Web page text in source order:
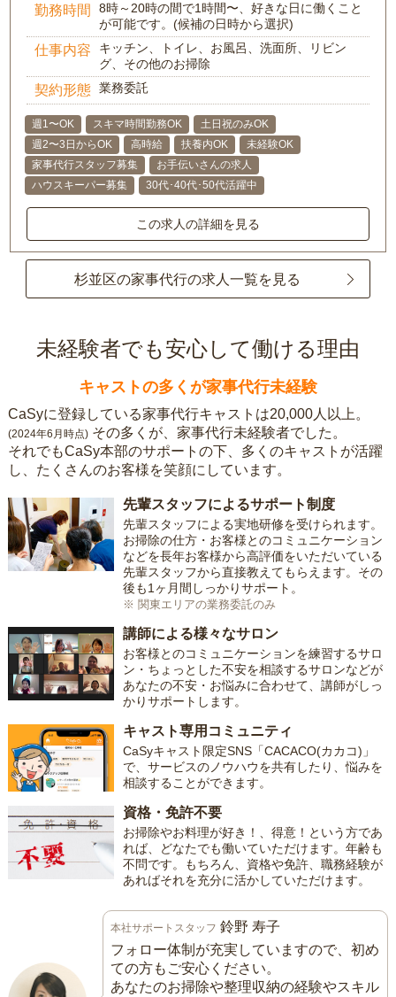
勤務時間
8時～20時の間で1時間〜、好きな日に働くこと
が可能です。(候補の日時から選択)
仕事内容
キッチン、トイレ、お風呂、洗面所、リビン
グ、その他のお掃除
契約形態 業務委託
週1〜OK スキマ時間勤務OK
土日祝のみOK
週2〜3日からOK
高時給 扶養内OK
未経験OK
家事代行スタッフ募集
お手伝いさんの求人
ハウスキーパー募集
30代･40代･50代活躍中
この求人の詳細を見る
杉並区の家事代行の求人一覧を見る
未経験者でも安心して働ける理由
キャストの多くが家事代行未経験
CaSyに登録している家事代行キャストは20,000人以上。
(2024年6月時点) その多くが、家事代行未経験者でした。
それでもCaSy本部のサポートの下、多くのキャストが活躍
し、たくさんのお客様を笑顔にしています。
先輩スタッフによるサポート制度
先輩スタッフによる実地研修を受けられます。
お掃除の仕方・お客様とのコミュニケーション
などを長年お客様から高評価をいただいている
先輩スタッフから直接教えてもらえます。その
後も1ヶ月間しっかりサポート。
※ 関東エリアの業務委託のみ
講師による様々なサロン
お客様とのコミュニケーションを練習するサロ
ン・ちょっとした不安を相談するサロンなどが
あなたの不安・お悩みに合わせて、講師がしっ
かりサポートします。
キャスト専用コミュニティ
CaSyキャスト限定SNS「CACACO(カカコ)」
で、サービスのノウハウを共有したり、悩みを
相談することができます。
資格・免許不要
お掃除やお料理が好き！、得意！という方であ
れば、どなたでも働いていただけます。年齢も
不問です。もちろん、資格や免許、職務経験が
あればそれを充分に活かしていただけます。
本社サポートスタッフ 鈴野 寿子
フォロー体制が充実していますので、初め
ての方もご安心ください。
あなたのお掃除や整理収納の経験やスキル